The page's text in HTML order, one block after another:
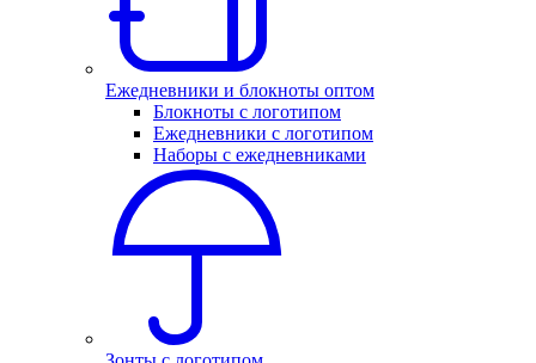
Ежедневники и блокноты оптом
Блокноты с логотипом
Ежедневники с логотипом
Наборы с ежедневниками